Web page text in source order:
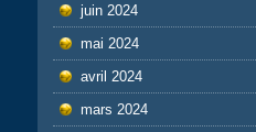
juin 2024
mai 2024
avril 2024
mars 2024